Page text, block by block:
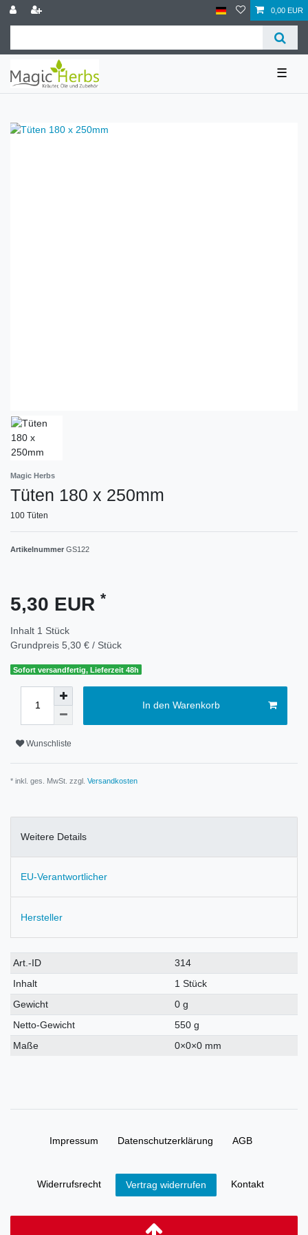
0,00 EUR
☰
Magic Herbs
Tüten 180 x 250mm
100 Tüten
Artikelnummer GS122
5,30 EUR *
Inhalt 1 Stück
Grundpreis 5,30 € / Stück
Sofort versandfertig, Lieferzeit 48h
In den Warenkorb
Wunschliste
* inkl. ges. MwSt. zzgl. Versandkosten
Weitere Details
EU-Verantwortlicher
Hersteller
Art.-ID
314
Inhalt
1 Stück
Gewicht
0 g
Netto-Gewicht
550 g
Maße
0×0×0 mm
Impressum Daten­schutz­erklärung AGB
Widerrufs­recht Vertrag widerrufen Kontakt